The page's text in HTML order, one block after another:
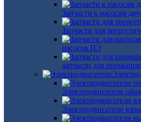
Запчасти к насосам
Запчасти для
насосов ПЭ
запчасти для
Электродвигатели
Электродвигатели